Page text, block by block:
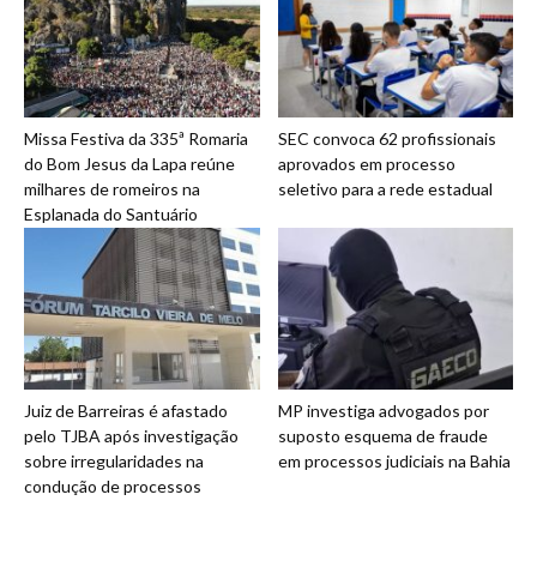
Missa Festiva da 335ª Romaria
do Bom Jesus da Lapa reúne
milhares de romeiros na
Esplanada do Santuário
SEC convoca 62 profissionais
aprovados em processo
seletivo para a rede estadual
Juiz de Barreiras é afastado
pelo TJBA após investigação
sobre irregularidades na
condução de processos
MP investiga advogados por
suposto esquema de fraude
em processos judiciais na Bahia